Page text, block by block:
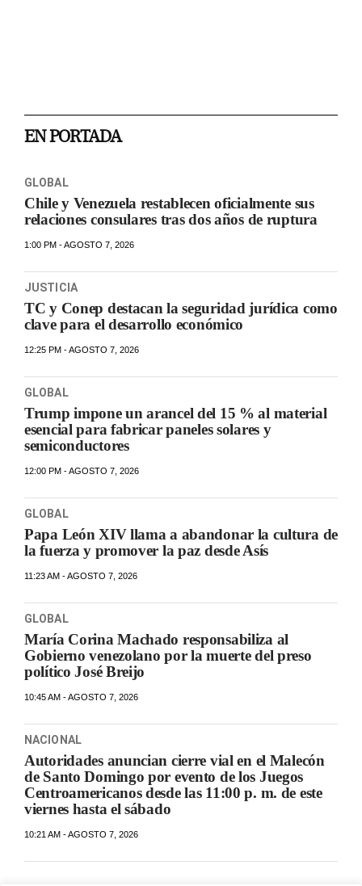
EN PORTADA
GLOBAL
Chile y Venezuela restablecen oficialmente sus
relaciones consulares tras dos años de ruptura
1:00 PM - AGOSTO 7, 2026
JUSTICIA
TC y Conep destacan la seguridad jurídica como
clave para el desarrollo económico
12:25 PM - AGOSTO 7, 2026
GLOBAL
Trump impone un arancel del 15 % al material
esencial para fabricar paneles solares y
semiconductores
12:00 PM - AGOSTO 7, 2026
GLOBAL
Papa León XIV llama a abandonar la cultura de
la fuerza y promover la paz desde Asís
11:23 AM - AGOSTO 7, 2026
GLOBAL
María Corina Machado responsabiliza al
Gobierno venezolano por la muerte del preso
político José Breijo
10:45 AM - AGOSTO 7, 2026
NACIONAL
Autoridades anuncian cierre vial en el Malecón
de Santo Domingo por evento de los Juegos
Centroamericanos desde las 11:00 p. m. de este
viernes hasta el sábado
10:21 AM - AGOSTO 7, 2026